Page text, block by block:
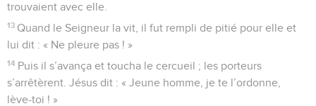
trouvaient avec elle.
13 Quand le Seigneur la vit, il fut rempli de pitié pour elle et
lui dit : « Ne pleure pas ! »
14 Puis il s’avança et toucha le cercueil ; les porteurs
s’arrêtèrent. Jésus dit : « Jeune homme, je te l’ordonne,
lève-toi ! »